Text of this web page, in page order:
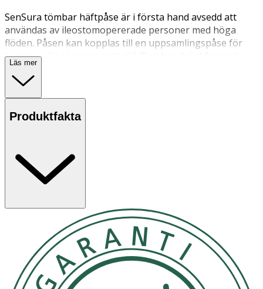
SenSura tömbar häftpåse är i första hand avsedd att
användas av ileostomopererade personer med höga
flöden. Påsen kan kopplas till en uppsamlingspåse för
kontinuerlig tömning nattetid. Den har delad framsida
som möjliggör inspektion samt mjukt utlopp.
Läs mer
Produktfakta